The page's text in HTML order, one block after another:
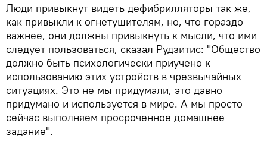
Люди привыкнут видеть дефибрилляторы так же,
как привыкли к огнетушителям, но, что гораздо
важнее, они должны привыкнуть к мысли, что ими
следует пользоваться, сказал Рудзитис: "Общество
должно быть психологически приучено к
использованию этих устройств в чрезвычайных
ситуациях. Это не мы придумали, это давно
придумано и используется в мире. А мы просто
сейчас выполняем просроченное домашнее
задание".